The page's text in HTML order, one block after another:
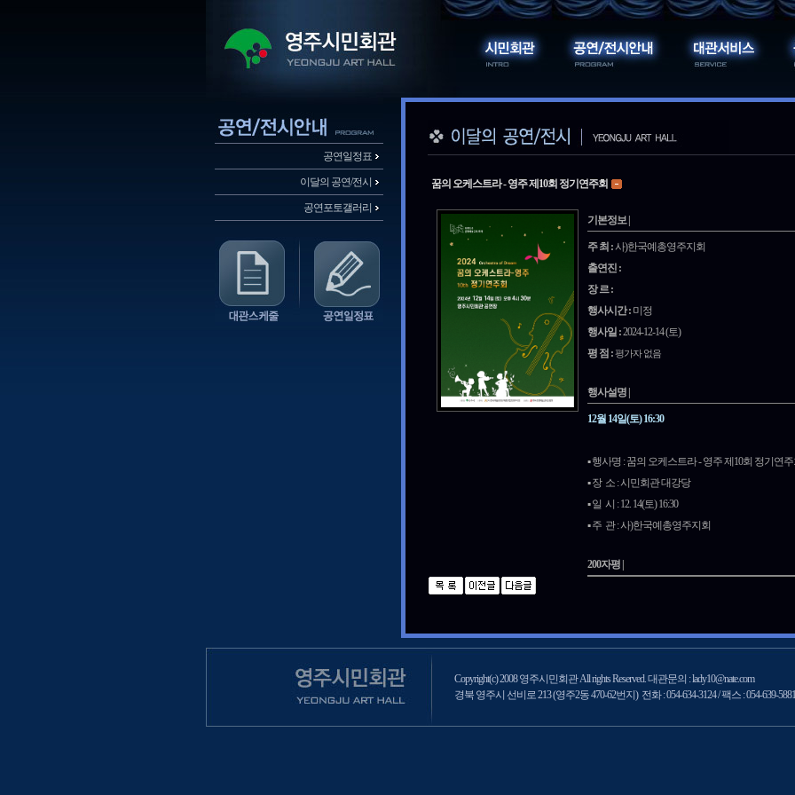
공연일정표
이달의 공연/전시
공연포토갤러리
꿈의 오케스트라 - 영주 제10회 정기연주회
기본정보 |
주 최 :사)한국예총영주지회
출연진 :
장 르 :
행사시간 : 미정
행사일 :2024-12-14 (토)
평 점 :평가자 없음
행사설명 |
12월 14일(토) 16:30
▪️ 행사명 : 꿈의 오케스트라 - 영주 제10회 정기연
▪️ 장 소 : 시민회관 대강당
▪️ 일 시 : 12. 14(토) 16:30
▪️ 주 관 : 사)한국예총영주지회
200자평 |
Copyright(c) 2008 영주시민회관 All rights Reserved. 대관문의 : lady10@nate.com
경북 영주시 선비로 213 (영주2동 470-62번지) 전화 : 054-634-3124 / 팩스 : 054-639-5881